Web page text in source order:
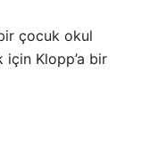
çocuk okul
için Klopp’a bir